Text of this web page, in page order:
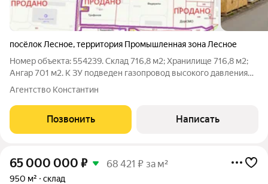
посёлок Лесное,территория Промышленная зона Лесное
Номер объекта: 554239. Склад 716,8 м2; Хранилище 716,8 м2;
Ангар 701 м2. К ЗУ подведен газопровод высокого давления
(отвод трубы 63 диаметром от центрального 110), а также
отдельно в зависимости от
Агентство Константин
Позвонить Написать
65 000 000 ₽ 68 421 ₽ за м²
950 м² склад